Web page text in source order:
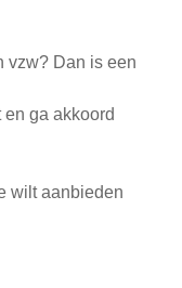
vzw? Dan is een
ga akkoord
wilt aanbieden